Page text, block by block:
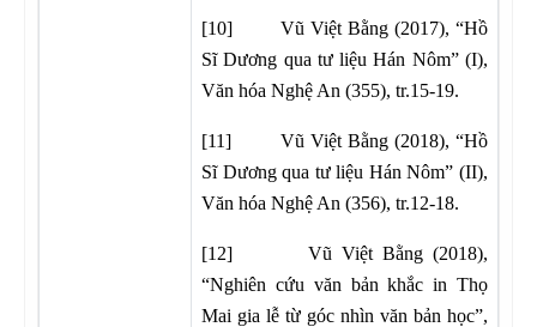
[10] Vũ Việt Bằng (2017), “Hồ
Sĩ Dương qua tư liệu Hán Nôm” (I),
Văn hóa Nghệ An (355), tr.15-19.
[11] Vũ Việt Bằng (2018), “Hồ
Sĩ Dương qua tư liệu Hán Nôm” (II),
Văn hóa Nghệ An (356), tr.12-18.
[12] Vũ Việt Bằng (2018),
“Nghiên cứu văn bản khắc in Thọ
Mai gia lễ từ góc nhìn văn bản học”,